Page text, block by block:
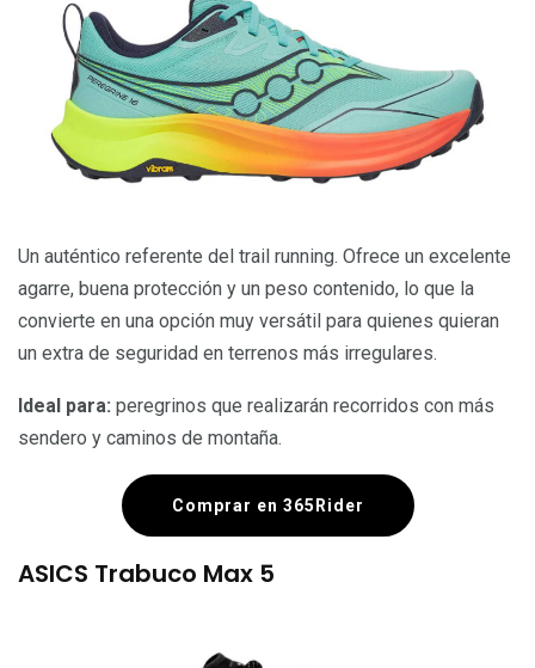
Un auténtico referente del trail running. Ofrece un excelente
agarre, buena protección y un peso contenido, lo que la
convierte en una opción muy versátil para quienes quieran
un extra de seguridad en terrenos más irregulares.
Ideal para: peregrinos que realizarán recorridos con más
sendero y caminos de montaña.
Comprar en 365Rider
ASICS Trabuco Max 5